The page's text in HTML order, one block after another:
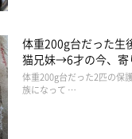
感がしております！
体重200g台だった生
猫兄妹→6才の今、寄
ほっこり！
体重200g台だった2匹の保
族になって …